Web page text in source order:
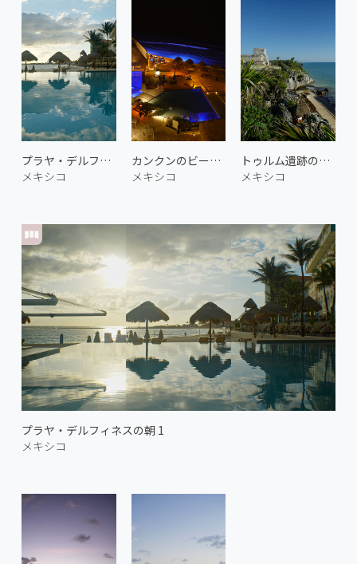
プラヤ・デルフィネスの朝 2
メキシコ
カンクンのビーチリゾート
メキシコ
トゥルム遺跡の海岸 2
メキシコ
プラヤ・デルフィネスの朝 1
メキシコ